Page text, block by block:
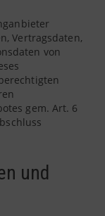
Vertragsdaten,
von
gem. Art. 6
und